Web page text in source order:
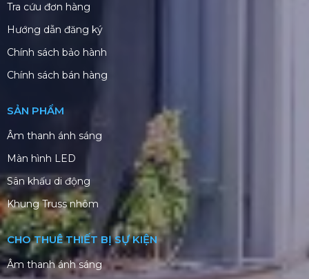
Tra cứu đơn hàng
Hướng dẫn đăng ký
Chính sách bảo hành
Chính sách bán hàng
SẢN PHẨM
Âm thanh ánh sáng
Màn hình LED
Sân khấu di động
Khung Truss nhôm
CHO THUÊ THIẾT BỊ SỰ KIỆN
Âm thanh ánh sáng